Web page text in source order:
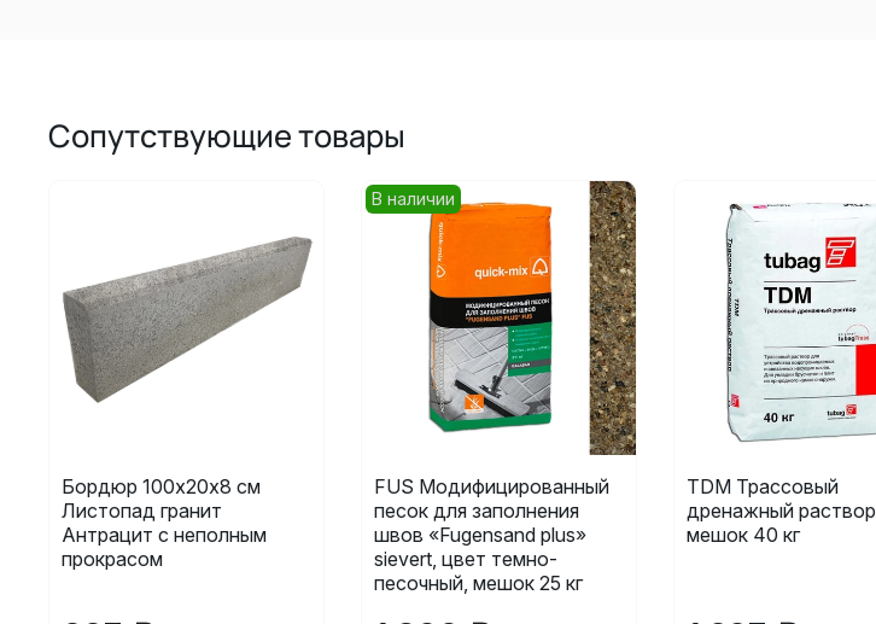
Сопутствующие товары
Бордюр 100х20х8 см
Листопад гранит
Антрацит с неполным
прокрасом
В наличии
FUS Модифицированный
песок для заполнения
швов «Fugensand plus»
sievert, цвет темно-
песочный, мешок 25 кг
TDM Трассовый
дренажный раствор,
мешок 40 кг